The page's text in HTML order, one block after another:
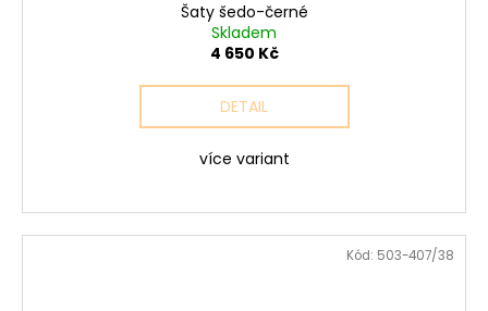
Šaty šedo-černé
Skladem
4 650 Kč
DETAIL
více variant
Kód: 503-407/38